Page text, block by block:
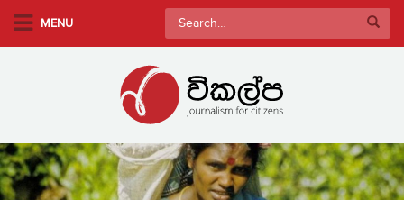
m
a
i
MENU
Search
for: